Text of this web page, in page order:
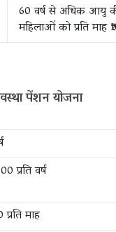
60 वर्ष से अधिक आयु की
महिलाओं को प्रति माह
पेंशन योजना
प्रति वर्ष
प्रति माह